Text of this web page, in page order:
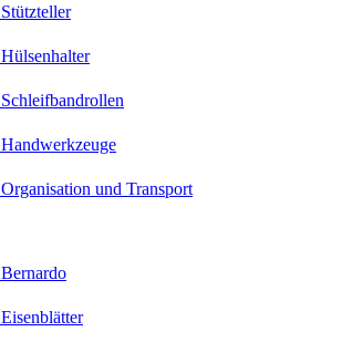
Stützteller
Hülsenhalter
Schleifbandrollen
Handwerkzeuge
Organisation und Transport
Bernardo
Eisenblätter